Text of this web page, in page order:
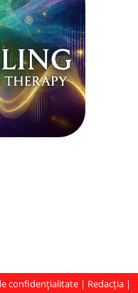
confidențialitate | Redacția |